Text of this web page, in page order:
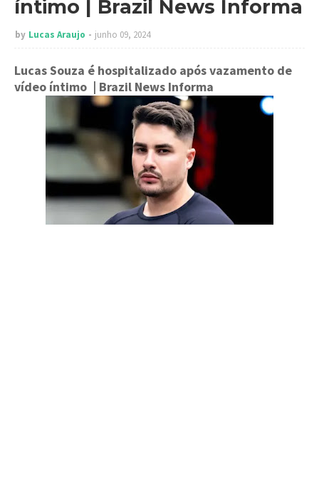
íntimo | Brazil News Informa
by Lucas Araujo junho 09, 2024
Lucas Souza é hospitalizado após vazamento de
vídeo íntimo | Brazil News Informa